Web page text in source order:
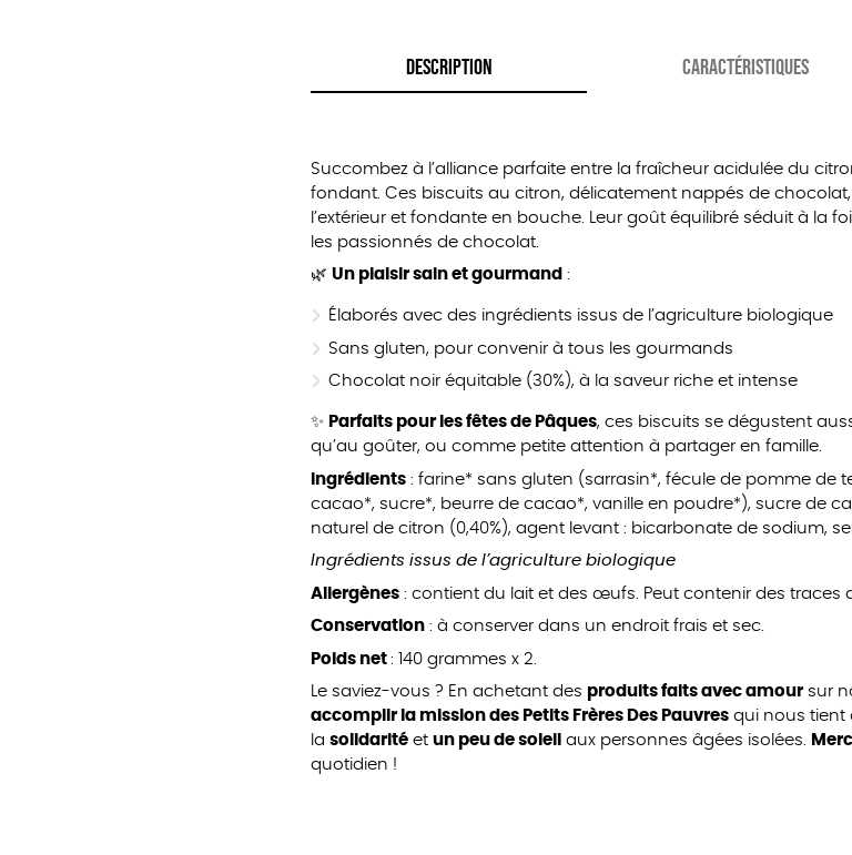
DESCRIPTION CARACTÉRISTIQUES
Succombez à l’alliance parfaite entre la fraîcheur acidulée du
fondant. Ces biscuits au citron, délicatement nappés de
l’extérieur et fondante en bouche. Leur goût équilibré séduit à la
les passionnés de chocolat.
🌿Un plaisir sain et gourmand :
Élaborés avec des ingrédients issus de l’agriculture biologique
Sans gluten, pour convenir à tous les gourmands
Chocolat noir équitable (30%), à la saveur riche et intense
✨ Parfaits pour les fêtes de Pâques, ces biscuits se dégustent
qu’au goûter, ou comme petite attention à partager en famille.
Ingrédients : farine* sans gluten (sarrasin*, fécule de pomme de
cacao*, sucre*, beurre de cacao*, vanille en poudre*), sucre de
naturel de citron (0,40%), agent levant : bicarbonate de sodium, sel.
Ingrédients issus de l’agriculture biologique
Allergènes : contient du lait et des œufs. Peut contenir des traces
Conservation : à conserver dans un endroit frais et sec.
Poids net: 140 grammes x 2.
Le saviez-vous ? En achetant des produits faits avec amoursur
accomplir la mission des Petits Frères Des Pauvres qui nous
lasolidarité etun peu de soleil aux personnes âgées isolées.
quotidien !